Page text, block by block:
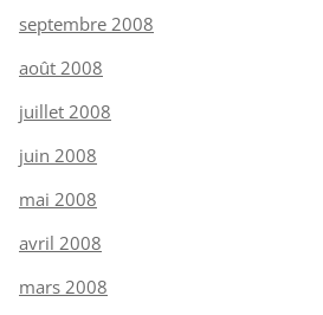
septembre 2008
août 2008
juillet 2008
juin 2008
mai 2008
avril 2008
mars 2008